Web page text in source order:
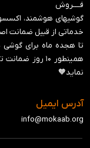
فــــروش
گوشیهای هوشمند،
خدماتی از قبیل ضمانت
همینطور ۱۰
نماید🧡
آدرس ایمیل
info@mokaab.org